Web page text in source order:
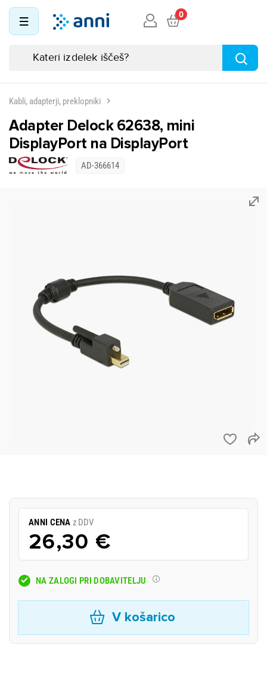
0
Kabli, adapterji, preklopniki
Adapter Delock 62638, mini
DisplayPort na DisplayPort
AD-366614
ANNI CENA z DDV
26,30 €
NA ZALOGI PRI DOBAVITELJU
V košarico